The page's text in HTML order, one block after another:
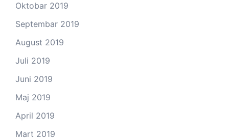
Oktobar 2019
Septembar 2019
August 2019
Juli 2019
Juni 2019
Maj 2019
April 2019
Mart 2019